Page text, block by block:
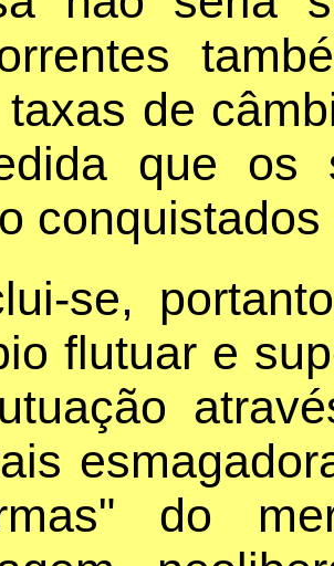
de
que os
se,
flutuar e
do